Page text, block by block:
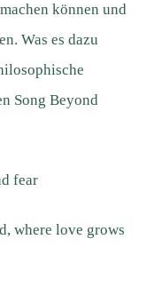
können und
Was es dazu
Song Beyond
fear
where love grows